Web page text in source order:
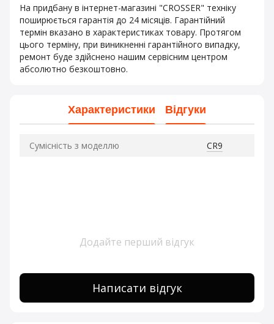
На придбану в інтернет-магазині "CROSSER" техніку
поширюється гарантія до 24 місяців. Гарантійний
термін вказано в характеристиках товару. Протягом
цього терміну, при виникненні гарантійного випадку,
ремонт буде здійснено нашим сервісним центром
абсолютно безкоштовно.
Характеристики Відгуки
Сумісність з моделлю CR9
Додайте перший відгук
Написати відгук